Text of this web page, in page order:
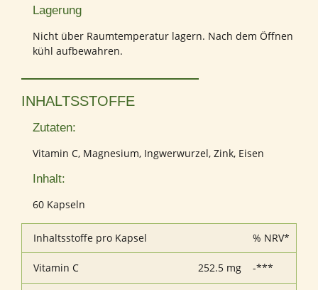
Lagerung
Nicht über Raumtemperatur lagern. Nach dem Öffnen
kühl aufbewahren.
INHALTSSTOFFE
Zutaten:
Vitamin C, Magnesium, Ingwerwurzel, Zink, Eisen
Inhalt:
60 Kapseln
Inhaltsstoffe pro Kapsel % NRV*
Vitamin C 252.5 mg -***